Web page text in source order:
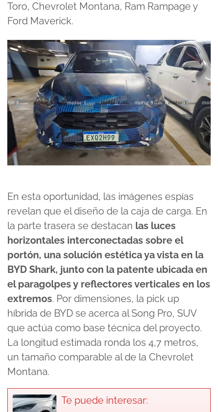
Toro, Chevrolet Montana, Ram Rampage y
Ford Maverick.
En esta oportunidad, las imágenes espías
revelan que el diseño de la caja de carga. En
la parte trasera se destacan las luces
horizontales interconectadas sobre el
portón, una solución estética ya vista en la
BYD Shark, junto con la patente ubicada en
el paragolpes y reflectores verticales en los
extremos. Por dimensiones, la pick up
híbrida de BYD se acerca al Song Pro, SUV
que actúa como base técnica del proyecto.
La longitud estimada ronda los 4,7 metros,
un tamaño comparable al de la Chevrolet
Montana.
Te puede interesar: